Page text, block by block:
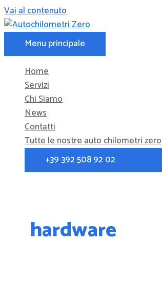
Vai al contenuto
Menu principale
Home
Servizi
Chi Siamo
News
Contatti
Tutte le nostre auto chilometri zero
+39 392 508 92 02
hardware